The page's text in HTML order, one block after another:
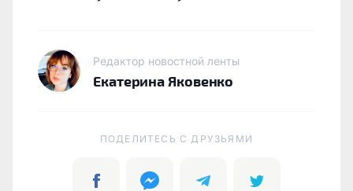
Редактор новостной ленты
Екатерина Яковенко
ПОДЕЛИТЕСЬ C ДРУЗЬЯМИ